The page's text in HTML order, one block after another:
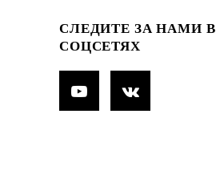
СЛЕДИТЕ ЗА НАМИ В
СОЦСЕТЯХ